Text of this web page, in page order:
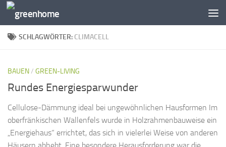
Zum Inhalt springen
SCHLAGWÖRTER: CLIMACELL
BAUEN/ GREEN-LIVING
Rundes Energiesparwunder
Cellulose-Dämmung ideal bei ungewöhnlichen Hausformen Im
oberfränkischen Wallenfels wurde in Holzrahmenbauweise ein
„Energiehaus“ errichtet, das sich in vielerlei Weise von anderen